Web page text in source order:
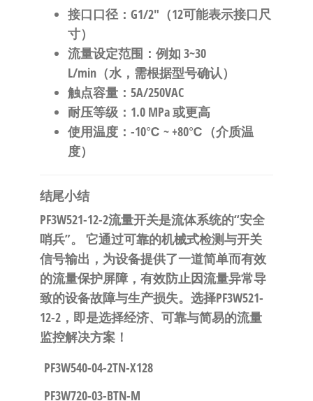
接口口径：G1/2″（12可能表示接口尺
寸）
流量设定范围 ：例如 3~30
L/min（水，需根据型号确认）
触点容量：5A/250VAC
耐压等级：1.0 MPa 或更高
使用温度：-10℃ ~ +80℃（介质温
度）
结尾小结
PF3W521-12-2流量开关是流体系统的“安全
哨兵”。
​ 它通过可靠的机械式检测与开关
信号输出，为设备提供了一道简单而有效
的流量保护屏障，有效防止因流量异常导
致的设备故障与生产损失。 选择PF3W521-
12-2，即是选择经济、可靠与简易的流量
监控解决方案！
PF3W540-04-2TN-X128
PF3W720-03-BTN-M